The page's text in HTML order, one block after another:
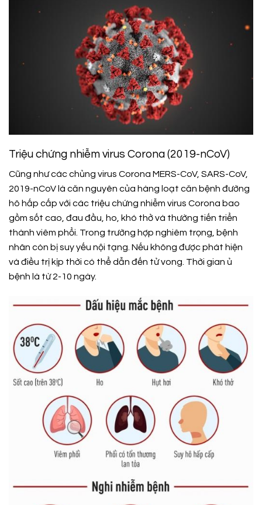
Triệu chứng nhiễm virus Corona (2019-nCoV)
Cũng như các chủng virus Corona MERS-CoV, SARS-CoV,
2019-nCoV là căn nguyên của hàng loạt căn bệnh đường
hô hấp cấp với các triệu chứng nhiễm virus Corona bao
gồm sốt cao, đau đầu, ho, khó thở và thường tiến triển
thành viêm phổi. Trong trường hợp nghiêm trọng, bệnh
nhân còn bị suy yếu nội tạng. Nếu không được phát hiện
và điều trị kịp thời có thể dẫn đến tử vong. Thời gian ủ
bệnh là từ 2-10 ngày.